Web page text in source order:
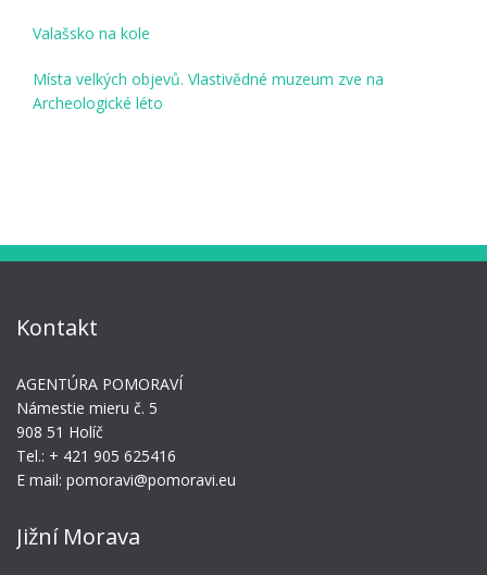
Valašsko na kole
Místa velkých objevů. Vlastivědné muzeum zve na
Archeologické léto
Kontakt
AGENTÚRA POMORAVÍ
Námestie mieru č. 5
908 51 Holíč
Tel.: + 421 905 625416
E mail: pomoravi@pomoravi.eu
Jižní Morava